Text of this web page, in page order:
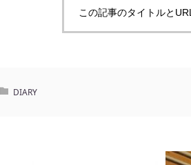
この記事のタイトルと
DIARY